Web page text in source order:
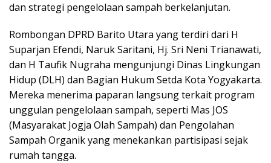
dan strategi pengelolaan sampah berkelanjutan.
Rombongan DPRD Barito Utara yang terdiri dari H
Suparjan Efendi, Naruk Saritani, Hj. Sri Neni Trianawati,
dan H Taufik Nugraha mengunjungi Dinas Lingkungan
Hidup (DLH) dan Bagian Hukum Setda Kota Yogyakarta.
Mereka menerima paparan langsung terkait program
unggulan pengelolaan sampah, seperti Mas JOS
(Masyarakat Jogja Olah Sampah) dan Pengolahan
Sampah Organik yang menekankan partisipasi sejak
rumah tangga.